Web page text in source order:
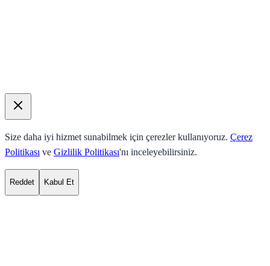
Size daha iyi hizmet sunabilmek için çerezler kullanıyoruz. Çerez
Politikası ve Gizlilik Politikası'nı inceleyebilirsiniz.
Reddet Kabul Et